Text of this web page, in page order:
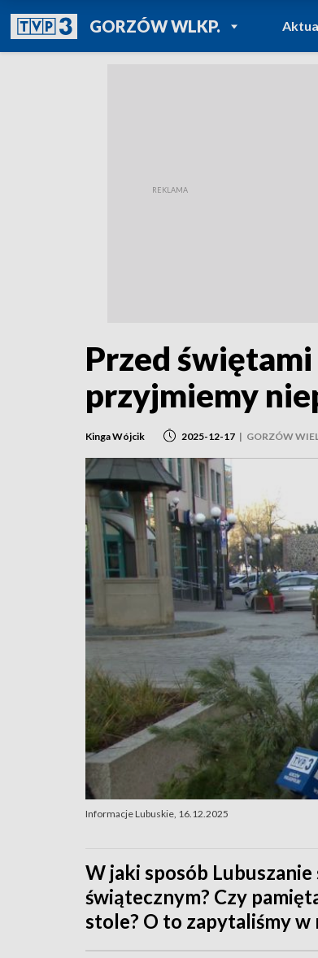
GORZÓW WLKP.POWRÓT DO
TVP REGIONY
Przed
przyjmiemy
Kinga Wójcik 2025-12-17 | GORZÓW
Informacje Lubuskie, 16.12.2025
W jaki sposób
świątecznym? Czy
stole? O to zapytaliśmy w